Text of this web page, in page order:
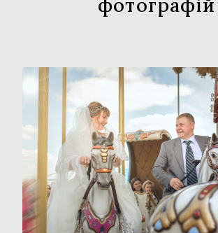
фотографій